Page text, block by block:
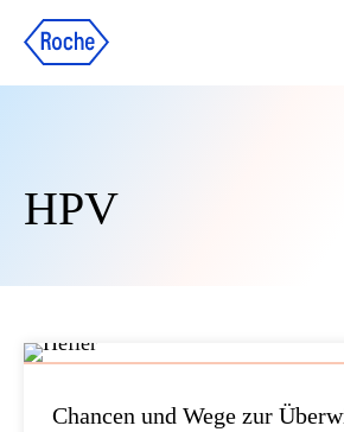
HPV
Chancen und Wege zur